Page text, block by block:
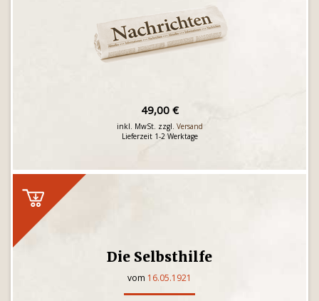
49,00 €
inkl. MwSt. zzgl. Versand
Lieferzeit 1-2 Werktage
Die Selbsthilfe
vom 16.05.1921